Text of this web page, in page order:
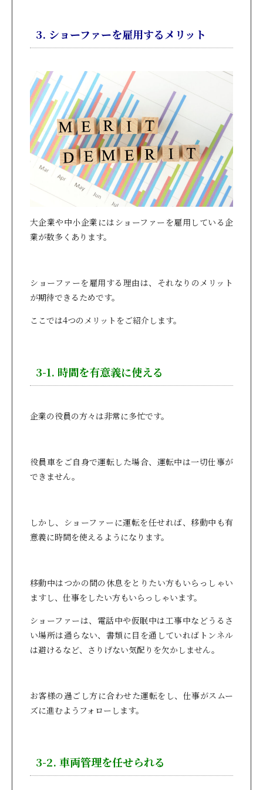
3. ショーファーを雇用するメリット
大企業や中小企業にはショーファーを雇用している企
業が数多くあります。
ショーファーを雇用する理由は、それなりのメリット
が期待できるためです。
ここでは4つのメリットをご紹介します。
3-1. 時間を有意義に使える
企業の役員の方々は非常に多忙です。
役員車をご自身で運転した場合、運転中は一切仕事が
できません。
しかし、ショーファーに運転を任せれば、移動中も有
意義に時間を使えるようになります。
移動中はつかの間の休息をとりたい方もいらっしゃい
ますし、仕事をしたい方もいらっしゃいます。
ショーファーは、電話中や仮眠中は工事中などうるさ
い場所は通らない、書類に目を通していればトンネル
は避けるなど、さりげない気配りを欠かしません。
お客様の過ごし方に合わせた運転をし、仕事がスムー
ズに進むようフォローします。
3-2. 車両管理を任せられる